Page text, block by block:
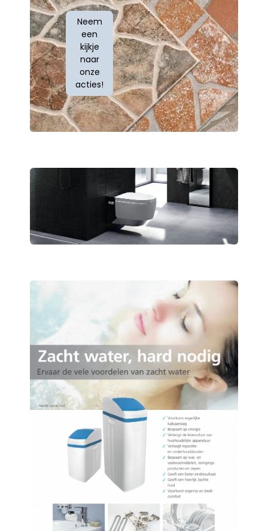
Neem
een
kijkje
naar
onze
acties!